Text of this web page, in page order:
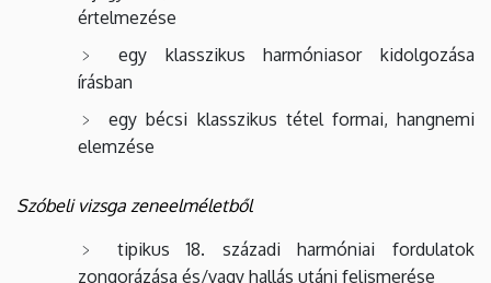
értelmezése
egy klasszikus harmóniasor kidolgozása
írásban
egy bécsi klasszikus tétel formai, hangnemi
elemzése
Szóbeli vizsga zeneelméletből
tipikus 18. századi harmóniai fordulatok
zongorázása és/vagy hallás utáni felismerése